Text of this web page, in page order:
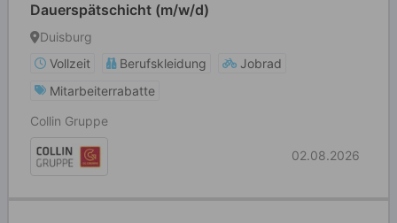
Dauerspätschicht (m/w/d)
Duisburg
Vollzeit
Berufskleidung
Jobrad
Mitarbeiterrabatte
Collin Gruppe
02.08.2026